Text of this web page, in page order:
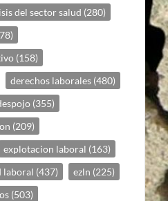
del sector salud (280)
(158)
derechos laborales (480)
(355)
(209)
explotacion laboral (163)
laboral (437) ezln (225)
(503)